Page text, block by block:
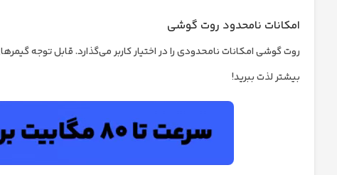
امکانات نامحدود روت گوشی
روت گوشی امکانات نامحدودی را در اختیار کاربر می‌گذارد. قابل توجه
بیشتر لذت ببرید!